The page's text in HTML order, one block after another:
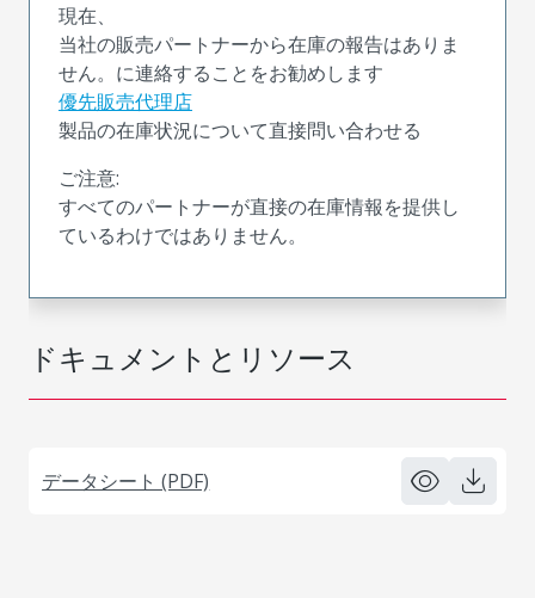
ドキュメントとリソース
データシート (PDF)
現在、
当社の販売パートナーから在庫の報告はありま
せん。に連絡することをお勧めします
優先販売代理店
製品の在庫状況について直接問い合わせる
ご注意:
すべてのパートナーが直接の在庫情報を提供し
ているわけではありません。